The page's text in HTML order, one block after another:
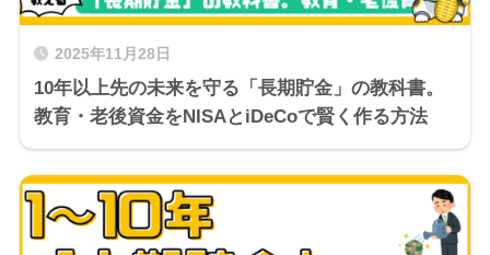
2025年11月28日
10年以上先の未来を守る「長期貯金」の教科書。
教育・老後資金をNISAとiDeCoで賢く作る方法